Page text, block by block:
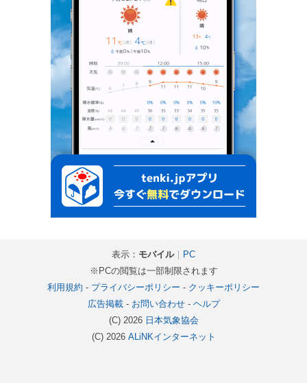
表示： モバイル｜ PC
※PCの閲覧は一部制限されます
利用規約 - プライバシーポリシー - クッキーポリシー
広告掲載- お問い合わせ- ヘルプ
(C) 2026 日本気象協会
(C) 2026 ALiNKインターネット